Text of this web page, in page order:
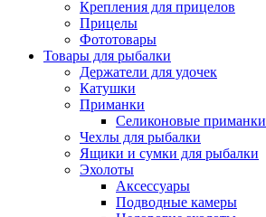
Крепления для прицелов
Прицелы
Фототовары
Товары для рыбалки
Держатели для удочек
Катушки
Приманки
Селиконовые приманки
Чехлы для рыбалки
Ящики и сумки для рыбалки
Эхолоты
Аксессуары
Подводные камеры